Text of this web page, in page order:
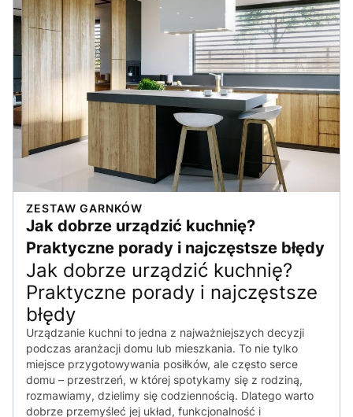
ZESTAW GARNKÓW
Jak dobrze urządzić kuchnię?
Praktyczne porady i najczęstsze błędy
Jak dobrze urządzić kuchnię?
Praktyczne porady i najczęstsze
błędy
Urządzanie kuchni to jedna z najważniejszych decyzji
podczas aranżacji domu lub mieszkania. To nie tylko
miejsce przygotowywania posiłków, ale często serce
domu – przestrzeń, w której spotykamy się z rodziną,
rozmawiamy, dzielimy się codziennością. Dlatego warto
dobrze przemyśleć jej układ, funkcjonalność i